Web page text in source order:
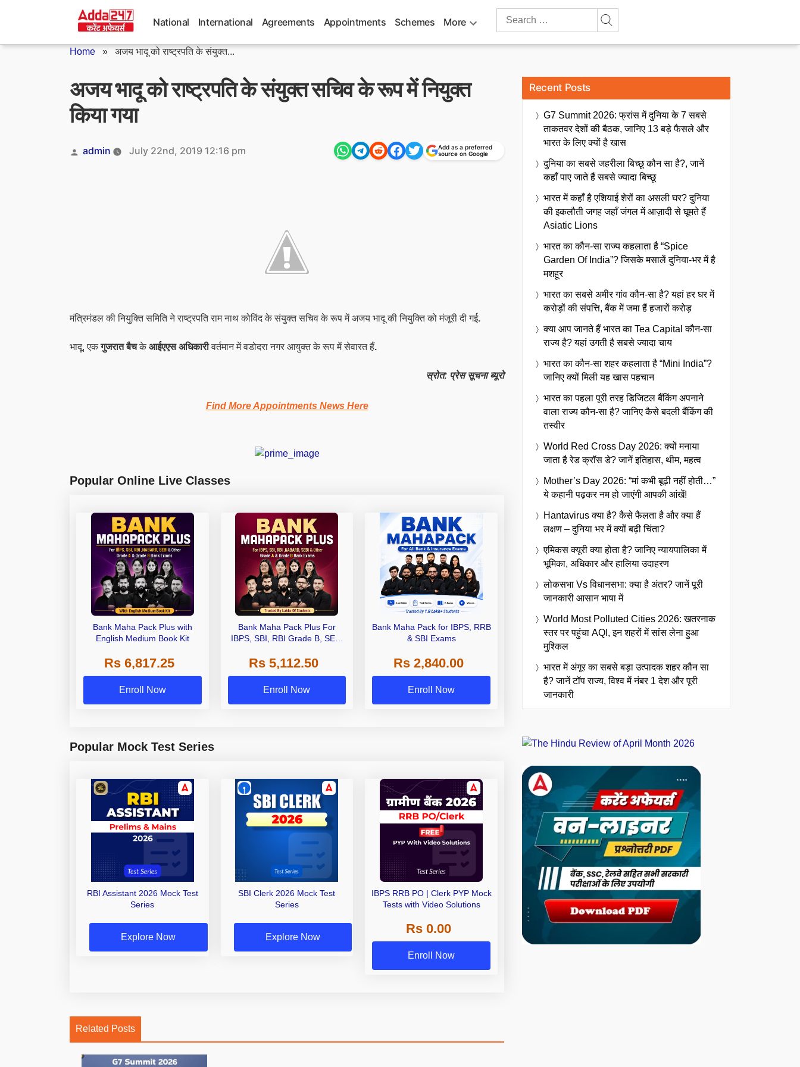
National International Agreements Appointments Schemes More
Search
Home » अजय भादू को राष्ट्रपति के संयुक्त...
अजय भादू को राष्ट्रपति के संयुक्त सचिव के रूप में नियुक्त
किया गया
Posted
admin July 22nd, 2019 12:16 pm
Add as a preferred
source on Google
मंत्रिमंडल की नियुक्ति समिति ने राष्ट्रपति राम नाथ कोविंद के संयुक्त सचिव के रूप में अजय भादू की नियुक्ति को मंजूरी दी गई.
भादू, एकगुजरात बैचकेआईएएस अधिकारीवर्तमान में वडोदरा नगर आयुक्त के रूप में सेवारत हैं.
स्रोत: प्रेस सूचना ब्यूरो
Find More Appointments News Here
Popular Online Live Classes
Bank Maha Pack Plus with
English Medium Book Kit
Rs 6,817.25
Enroll Now
Bank Maha Pack Plus For
IBPS, SBI, RBI Grade B, SEBI
Other Grade A & Grade B Bank
Exams
Rs 5,112.50
Enroll Now
Bank Maha Pack for IBPS, RRB
& SBI Exams
Rs 2,840.00
Enroll Now
Popular Mock Test Series
RBI Assistant 2026 Mock Test
Series
Explore Now
SBI Clerk 2026 Mock Test
Series
Explore Now
IBPS RRB PO | Clerk PYP Mock
Tests with Video Solutions
Rs 0.00
Enroll Now
Related Posts
Recent Posts
G7 Summit 2026: फ्रांस में दुनिया के 7 सबसे
ताकतवर देशों की बैठक, जानिए 13 बड़े फैसले और
भारत के लिए क्यों है खास
दुनिया का सबसे जहरीला बिच्छू कौन सा है?, जानें
कहाँ पाए जाते हैं सबसे ज्यादा बिच्छू
भारत में कहाँ है एशियाई शेरों का असली घर? दुनिया
की इकलौती जगह जहाँ जंगल में आज़ादी से घूमते हैं
Asiatic Lions
भारत का कौन-सा राज्य कहलाता है “Spice
Garden Of India”? जिसके मसालें दुनिया-भर में है
मशहूर
भारत का सबसे अमीर गांव कौन-सा है? यहां हर घर में
करोड़ों की संपत्ति, बैंक में जमा हैं हजारों करोड़
क्या आप जानते हैं भारत का Tea Capital कौन-सा
राज्य है? यहां उगती है सबसे ज्यादा चाय
भारत का कौन-सा शहर कहलाता है “Mini India”?
जानिए क्यों मिली यह खास पहचान
भारत का पहला पूरी तरह डिजिटल बैंकिंग अपनाने
वाला राज्य कौन-सा है? जानिए कैसे बदली बैंकिंग की
तस्वीर
World Red Cross Day 2026: क्यों मनाया
जाता है रेड क्रॉस डे? जानें इतिहास, थीम, महत्व
Mother’s Day 2026: “मां कभी बूढ़ी नहीं होती…”
ये कहानी पढ़कर नम हो जाएंगी आपकी आंखें!
Hantavirus क्या है? कैसे फैलता है और क्या हैं
लक्षण – दुनिया भर में क्यों बढ़ी चिंता?
एमिकस क्यूरी क्या होता है? जानिए न्यायपालिका में
भूमिका, अधिकार और हालिया उदाहरण
लोकसभा Vs विधानसभा: क्या है अंतर? जानें पूरी
जानकारी आसान भाषा में
World Most Polluted Cities 2026: खतरनाक
स्तर पर पहुंचा AQI, इन शहरों में सांस लेना हुआ
मुश्किल
भारत में अंगूर का सबसे बड़ा उत्पादक शहर कौन सा
है? जानें टॉप राज्य, विश्व में नंबर 1 देश और पूरी
जानकारी